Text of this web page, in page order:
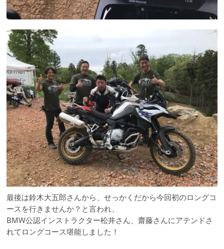
最後は鈴木大五郎さんから、せっかくだから今回初のロングコ
ースを行きませんか？と言われ、
BMW公認インストラクター松井さん、齋藤さんにアテンドさ
れてロングコース堪能しました！